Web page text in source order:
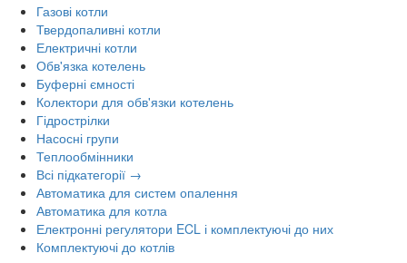
Газові котли
Твердопаливні котли
Електричні котли
Обв'язка котелень
Буферні ємності
Колектори для обв'язки котелень
Гідрострілки
Насосні групи
Теплообмінники
Всі підкатегорії →
Автоматика для систем опалення
Автоматика для котла
Електронні регулятори ECL і комплектуючі до них
Комплектуючі до котлів